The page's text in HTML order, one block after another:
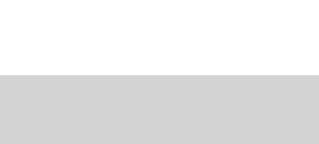
de tela